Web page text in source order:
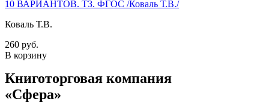
10 ВАРИАНТОВ. ТЗ. ФГОС /Коваль Т.В./
Коваль Т.В.
260 руб.
В корзину
Книготорговая компания
«Сфера»